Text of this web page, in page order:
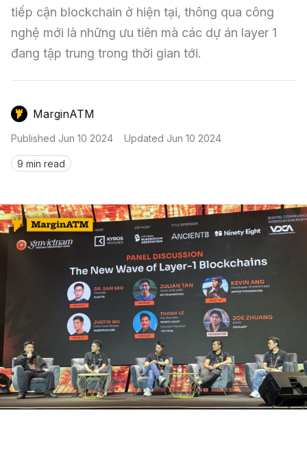
Kinh Nghiệm Đầu Tư
Sàn Giao Dịch
Mô Hình Biểu Đồ Giá
GameFi
Sign in
tiếp cận blockchain ở hiện tại, thông qua công
nghệ mới là những ưu tiên mà các dự án layer 1
đang tập trung trong thời gian tới.
MarginATM
Published Jun 10 2024 Updated Jun 10 2024
9 min read